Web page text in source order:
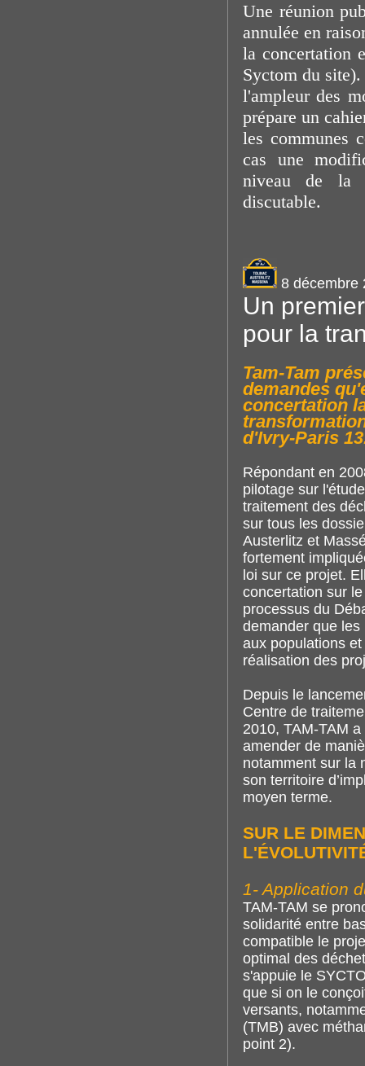
Une réunion
annulée en
la concertation
Syctom du
l'ampleur des
prépare un
les communes
cas une
niveau de la
discutable.
8 décembre
Un
pour la
Tam-Tam
demandes
concertation
d'Ivry-Paris
Répondant en
pilotage sur
traitement des
sur tous les
Austerlitz et
fortement
loi sur ce projet.
concertation sur
processus du
demander que
aux populations
réalisation des
Depuis le
Centre de
2010, TAM-TAM
amender de
notamment sur la
son territoire
moyen terme.
SUR LE
1- Application
TAM-TAM se
solidarité entre
compatible le
optimal des
s'appuie le
que si on le
versants,
(TMB) avec
point 2).